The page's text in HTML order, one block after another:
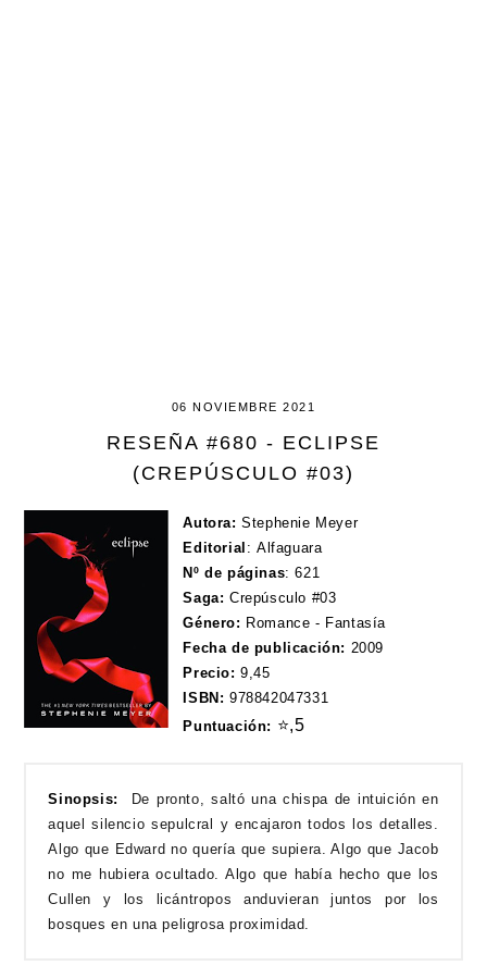
06 NOVIEMBRE 2021
RESEÑA #680 - ECLIPSE
(CREPÚSCULO #03)
Autora: Stephenie Meyer
Editorial : Alfaguara
Nº de páginas: 621
Saga:Crepúsculo #03
Género: Romance - Fantasía
Fecha de publicación: 2009
Precio:9,45
ISBN: 978842047331
Puntuación: ⭐,5
Sinopsis:
De pronto, saltó una chispa de intuición en
aquel silencio sepulcral y encajaron todos los detalles.
Algo que Edward no quería que supiera. Algo que Jacob
no me hubiera ocultado. Algo que había hecho que los
Cullen y los licántropos anduvieran juntos por los
bosques en una peligrosa proximidad.